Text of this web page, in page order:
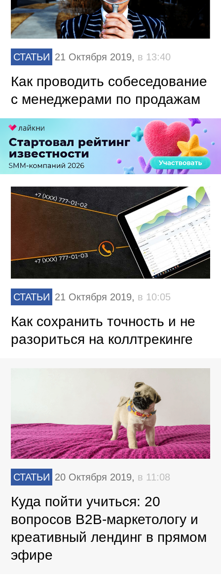
СТАТЬИ 21 Октября 2019, в 13:40
Как проводить собеседование
с менеджерами по продажам
СТАТЬИ 21 Октября 2019, в 10:05
Как сохранить точность и не
разориться на коллтрекинге
СТАТЬИ 20 Октября 2019, в 11:08
Куда пойти учиться: 20
вопросов B2B-маркетологу и
креативный лендинг в прямом
эфире